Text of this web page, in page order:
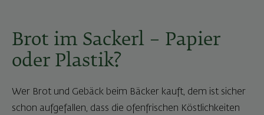
Brot im Sackerl – Papier
oder Plastik?
Wer Brot und Gebäck beim Bäcker kauft, dem ist sicher
schon aufgefallen, dass die ofenfrischen Köstlichkeiten